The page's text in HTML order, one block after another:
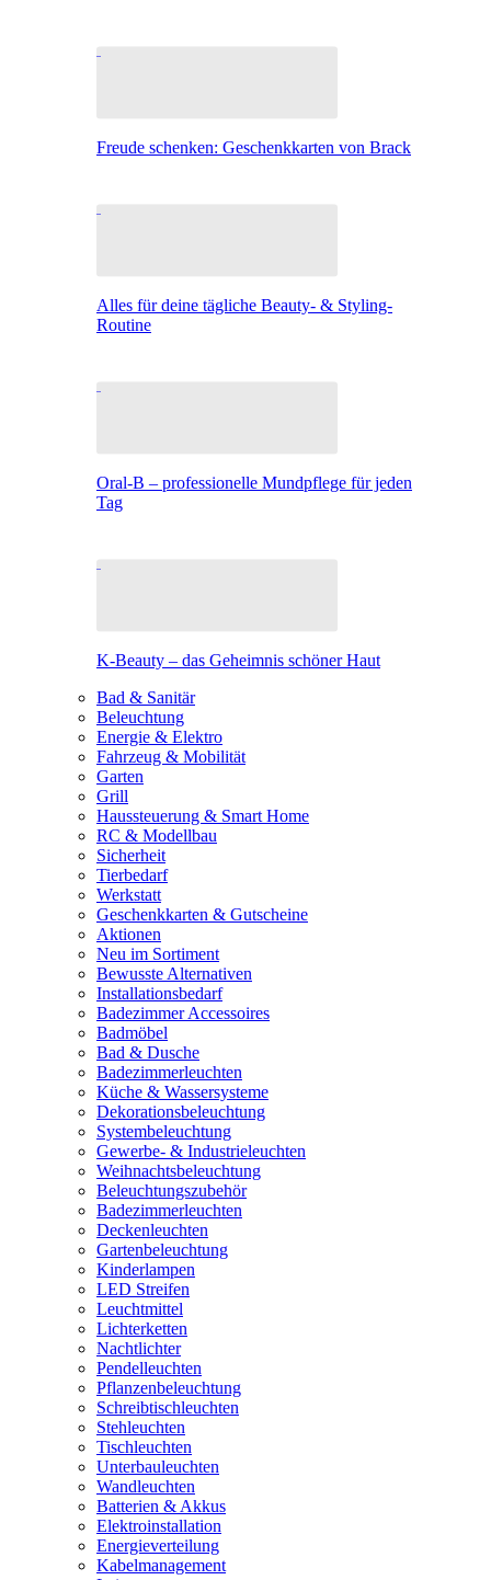
Freude schenken: Geschenkkarten von Brack
Alles für deine tägliche Beauty- & Styling-
Routine
Oral-B – professionelle Mundpflege für jeden
Tag
K-Beauty – das Geheimnis schöner Haut
Bad & Sanitär
Beleuchtung
Energie & Elektro
Fahrzeug & Mobilität
Garten
Grill
Haussteuerung & Smart Home
RC & Modellbau
Sicherheit
Tierbedarf
Werkstatt
Geschenkkarten & Gutscheine
Aktionen
Neu im Sortiment
Bewusste Alternativen
Installationsbedarf
Badezimmer Accessoires
Badmöbel
Bad & Dusche
Badezimmerleuchten
Küche & Wassersysteme
Dekorationsbeleuchtung
Systembeleuchtung
Gewerbe- & Industrieleuchten
Weihnachtsbeleuchtung
Beleuchtungszubehör
Badezimmerleuchten
Deckenleuchten
Gartenbeleuchtung
Kinderlampen
LED Streifen
Leuchtmittel
Lichterketten
Nachtlichter
Pendelleuchten
Pflanzenbeleuchtung
Schreibtischleuchten
Stehleuchten
Tischleuchten
Unterbauleuchten
Wandleuchten
Batterien & Akkus
Elektroinstallation
Energieverteilung
Kabelmanagement